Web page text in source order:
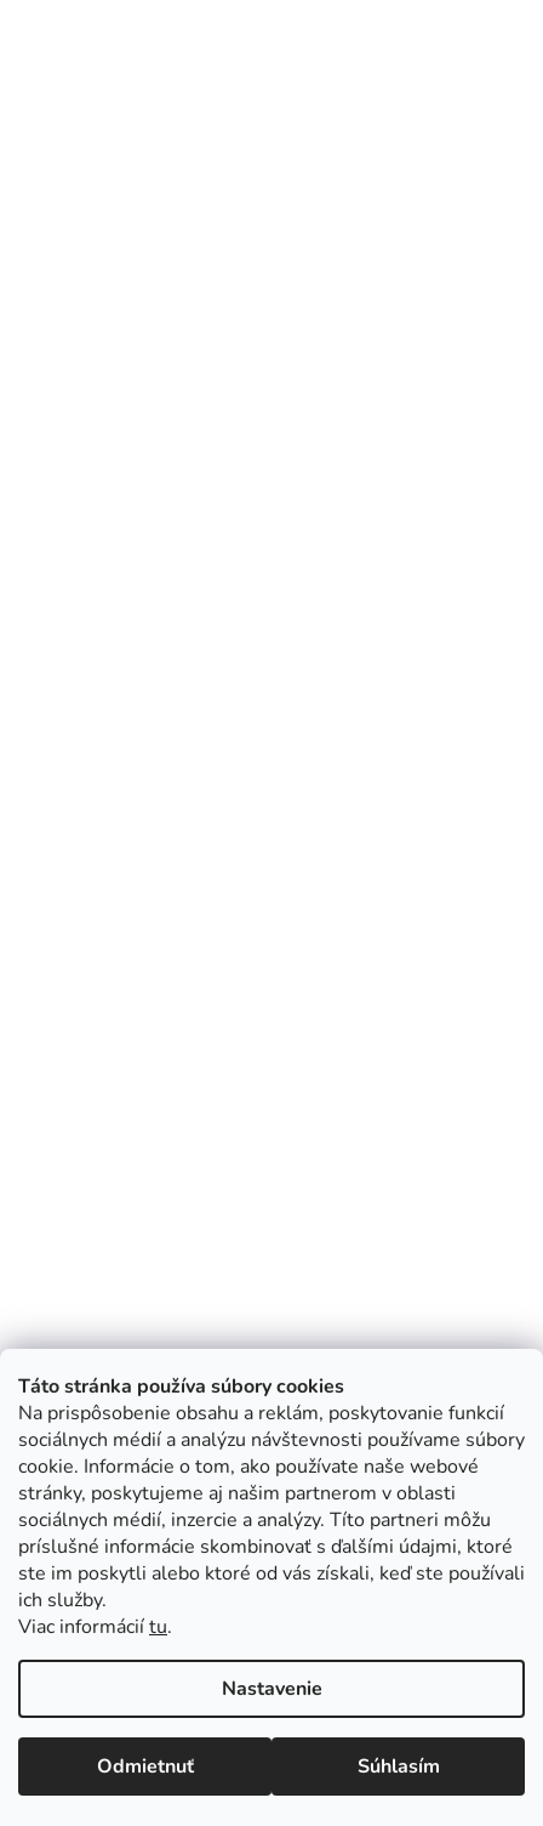
Táto stránka používa súbory cookies
Na prispôsobenie obsahu a reklám, poskytovanie funkcií
sociálnych médií a analýzu návštevnosti používame súbory
cookie. Informácie o tom, ako používate naše webové
stránky, poskytujeme aj našim partnerom v oblasti
sociálnych médií, inzercie a analýzy. Títo partneri môžu
príslušné informácie skombinovať s ďalšími údajmi, ktoré
ste im poskytli alebo ktoré od vás získali, keď ste používali
ich služby.
Viac informáciítu.
Nastavenie
Odmietnuť Súhlasím